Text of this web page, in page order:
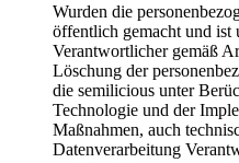
Wurden die
öffentlich gemacht und ist
Verantwortlicher gemäß
Löschung der
die semilicious unter
Technologie und der
Maßnahmen, auch
Datenverarbeitung